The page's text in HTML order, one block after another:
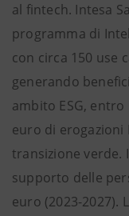
al fintech. Intesa
programma di
con circa 150 use
generando
ambito ESG,
euro di erogazioni
transizione verde.
supporto delle
euro (2023-2027).